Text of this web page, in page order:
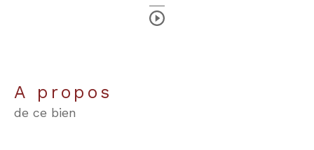
a propos
de ce bien